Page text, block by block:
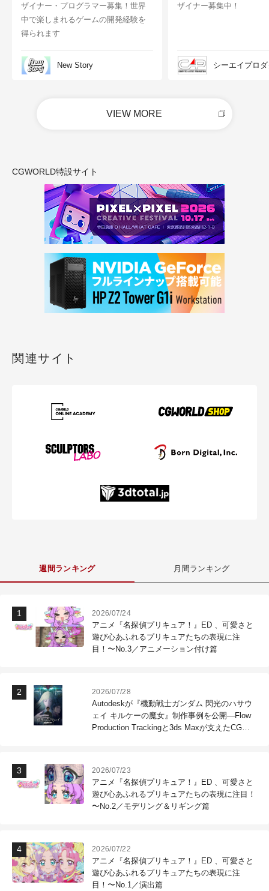
ザイナー・プログラマー募集！世界
中で楽しまれるゲームの開発経験を
得られます
New Story
ザイナー募集中！
シーエイプロ
VIEW MORE
CGWORLD特設サイト
関連サイト
週間ランキング 月間ランキング
2026/07/24
アニメ『名探偵プリキュア！』ED 、可愛さと
遊び心あふれるプリキュアたちの表現に注
目！〜No.3／アニメーション付け篇
2026/07/28
Autodeskが『機動戦士ガンダム 閃光のハサウ
ェイ キルケーの魔女』制作事例を公開―Flow
Production Trackingと3ds Maxが支えたCG制
2026/07/23
アニメ『名探偵プリキュア！』ED 、可愛さと
遊び心あふれるプリキュアたちの表現に注目！
〜No.2／モデリング＆リギング篇
2026/07/22
アニメ『名探偵プリキュア！』ED 、可愛さと
遊び心あふれるプリキュアたちの表現に注
目！〜No.1／演出篇